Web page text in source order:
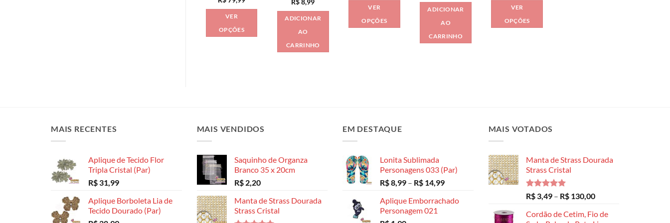
produto
produto
VER
OPÇÕES
ser
na
página
do
ADICIONAR
AO
CARRINHO
VER
OPÇÕES
ser
página
do
produto
ADICIONAR
AO
CARRINHO
VER
OPÇÕES
ser
página
do
produto
MAIS RECENTES
Aplique de Tecido Flor
Tripla Cristal (Par)
R$ 31,99
Aplique Borboleta Lia de
Tecido Dourado (Par)
MAIS VENDIDOS
Saquinho de Organza
Branco 35 x 20cm
R$2,20
Manta de Strass Dourada
Strass Cristal
EM DESTAQUE
Lonita Sublimada
Personagens 033 (Par)
R$8,99 – R$ 14,99Faixa
preço:
Aplique Emborrachado
Personagem 021
MAIS VOTADOS
Manta de Strass Dourada
Strass Cristal
Avaliação
5.00
de 5
R$3,49 – R$130,00Faixa
preço:
Cordão de Cetim, Fio de